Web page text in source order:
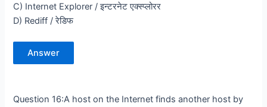
C) Internet Explorer / इन्टरनेट एक्स्प्लोरर
D) Rediff / रेडिफ
Answer
Question 16:A host on the Internet finds another host by